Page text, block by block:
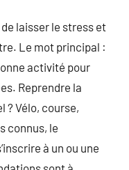
laisser le stress et
Le mot principal :
activité pour
Reprendre la
? Vélo, course,
connus, le
à un ou une